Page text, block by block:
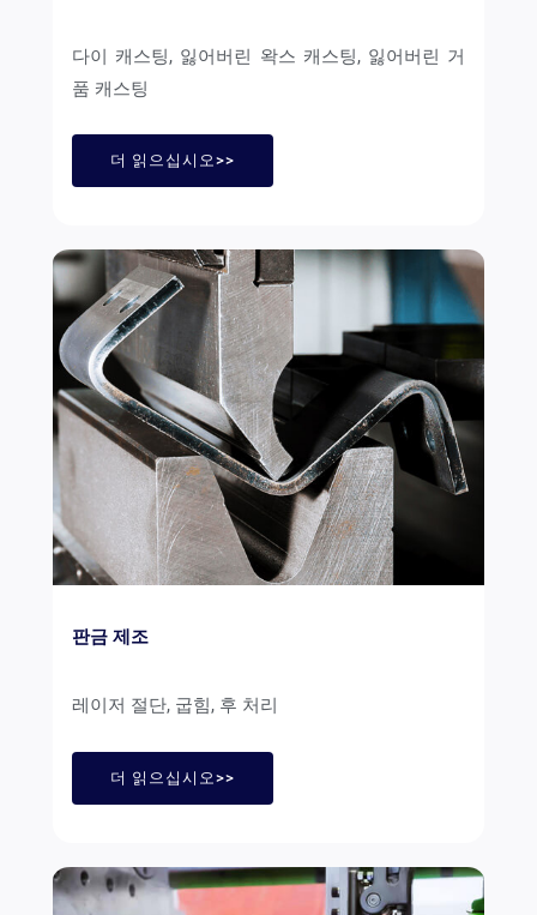
다이 캐스팅, 잃어버린 왁스 캐스팅, 잃어버린 거
품 캐스팅
더 읽으십시오>>
판금 제조
레이저 절단, 굽힘, 후 처리
더 읽으십시오>>